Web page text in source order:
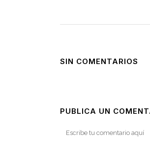
SIN COMENTARIOS
PUBLICA UN